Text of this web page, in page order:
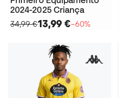
2024-2025 Criança
34,99 €13,99 €−60%